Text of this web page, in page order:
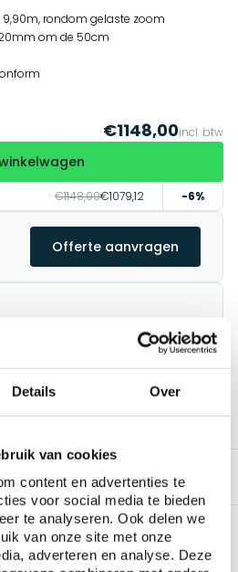
Details Over
van cookies
content en advertenties te
voor social media te bieden
te analyseren. Ook delen we
van onze site met onze
adverteren en analyse. Deze
rondom gelaste zoom
om de 50cm
€1148,00incl. btw
€1148,00€1079,12 -6%
Offerte aanvragen
een 9.8/10